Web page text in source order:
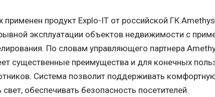
продукт Explo-IT от российской ГК
эксплуатации объектов недвижимости с
По словам управляющего партнера
существенные преимущества и для конечных
Система позволит поддерживать
обеспечивать безопасность посетителей.